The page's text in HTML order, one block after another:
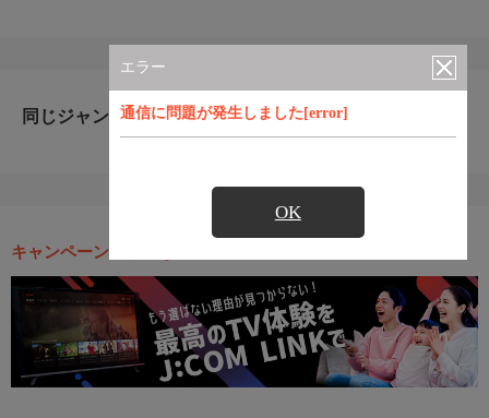
エラー
通信に問題が発生しました[error]
OK
同じジャンルのおすすめ番組
キャンペーン・お得な情報